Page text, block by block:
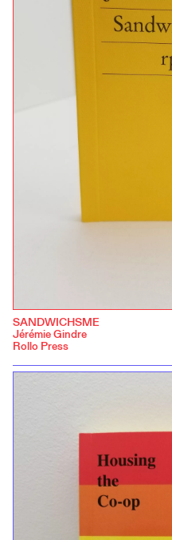
SANDWICHSME
Jérémie Gindre
Rollo Press